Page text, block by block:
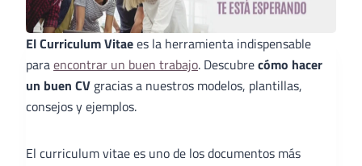
El Curriculum Vitaees la herramienta indispensable
paraencontrar un buen trabajo. Descubrecómo hacer
un buen CV gracias a nuestros modelos, plantillas,
consejos y ejemplos.
El curriculum vitae es uno de los documentos más